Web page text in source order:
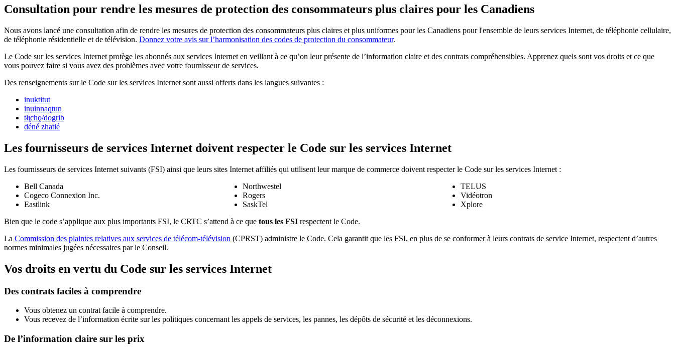
Consultation pour rendre les mesures de protection des consommateurs plus claires pour les Canadiens
Nous avons lancé une consultation afin de rendre les mesures de protection des consommateurs plus claires et plus uniformes pour les Canadiens pour l'ensemble de leurs services Internet, de téléphonie cellulaire,
de téléphonie résidentielle et de télévision. Donnez votre avis sur l’harmonisation des codes de protection du consommateur.
Le Code sur les services Internet protège les abonnés aux services Internet en veillant à ce qu’on leur présente de l’information claire et des contrats compréhensibles. Apprenez quels sont vos droits et ce que
vous pouvez faire si vous avez des problèmes avec votre fournisseur de services.
Des renseignements sur le Code sur les services Internet sont aussi offerts dans les langues suivantes :
inuktitut
inuinnaqtun
tłı̨chǫ/dogrib
déné zhatié
Les fournisseurs de services Internet doivent respecter le Code sur les services Internet
Les fournisseurs de services Internet suivants (FSI) ainsi que leurs sites Internet affiliés qui utilisent leur marque de commerce doivent respecter le Code sur les services Internet :
Bell Canada
Cogeco Connexion Inc.
Eastlink
Northwestel
Rogers
SaskTel
TELUS
Vidéotron
Xplore
Bien que le code s’applique aux plus importants FSI, le CRTC s’attend à ce que tous les FSI respectent le Code.
La Commission des plaintes relatives aux services de télécom-télévision (CPRST) administre le Code. Cela garantit que les FSI, en plus de se conformer à leurs contrats de service Internet, respectent d’autres
normes minimales jugées nécessaires par le Conseil.
Vos droits en vertu du Code sur les services Internet
Des contrats faciles à comprendre
Vous obtenez un contrat facile à comprendre.
Vous recevez de l’information écrite sur les politiques concernant les appels de services, les pannes, les dépôts de sécurité et les déconnexions.
De l’information claire sur les prix